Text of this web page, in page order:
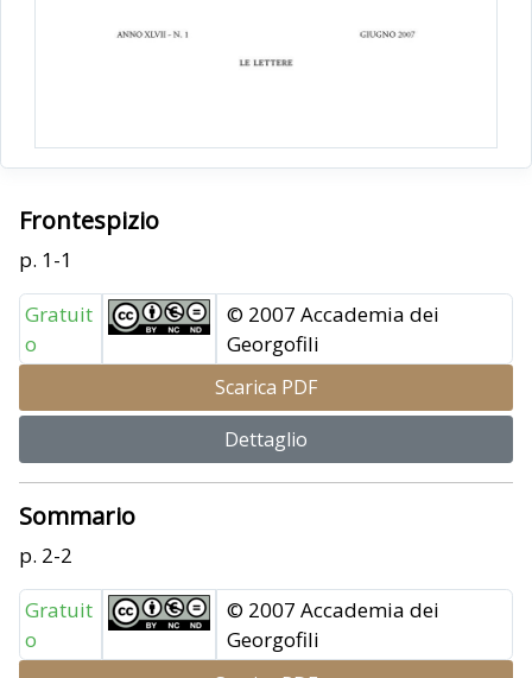
Frontespizio
p. 1-1
Gratuit
o
© 2007 Accademia dei
Georgofili
Scarica PDF
Dettaglio
Sommario
p. 2-2
Gratuit
o
© 2007 Accademia dei
Georgofili